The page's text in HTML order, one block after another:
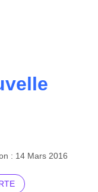
: 14 Mars 2016